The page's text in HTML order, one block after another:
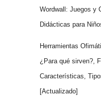
Wordwall: Juegos y
Didácticas para
Herramientas
¿Para qué sirven?,
Características,
[Actualizado]